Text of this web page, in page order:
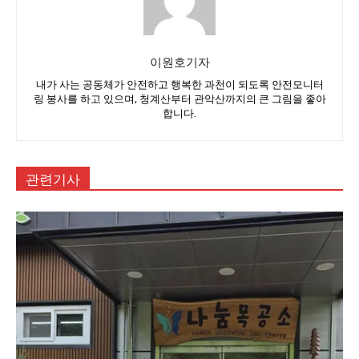
이원호기자
내가 사는 공동체가 안전하고 행복한 과천이 되도록 안전모니터
링 봉사를 하고 있으며, 청계산부터 관악산까지의 큰 그림을 좋아
합니다.
관련기사